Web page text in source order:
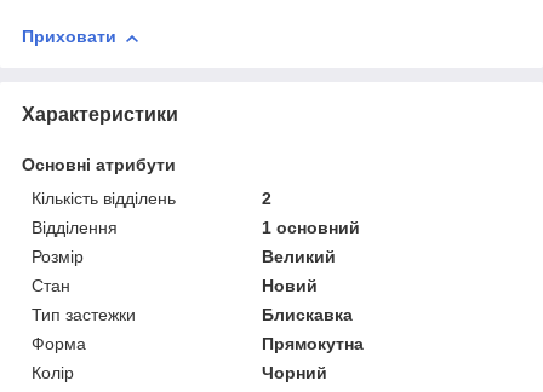
Приховати
Характеристики
Основні атрибути
Кількість відділень
2
Відділення
1 основний
Розмір
Великий
Стан
Новий
Тип застежки
Блискавка
Форма
Прямокутна
Колір
Чорний